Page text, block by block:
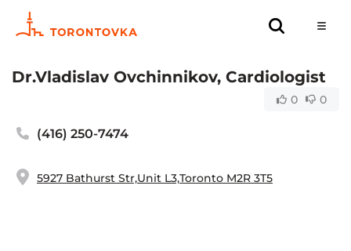
Dr.Vladislav Ovchinnikov, Cardiologist
0 0
(416) 250-7474
5927 Bathurst Str,Unit L3,Toronto M2R 3T5